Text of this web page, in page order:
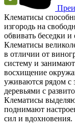
Клематисы
изгородь на
обвивать беседки
Клематисы
в отличии от
систему и
восхищение
уживаются рядом с
деревьями с
Клематисы
поднимают
сил и вдохновения.